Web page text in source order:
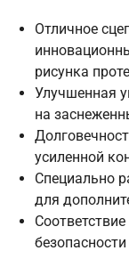
Отличное
рисунка
Улучшенная
на
усиленной
Специально
для